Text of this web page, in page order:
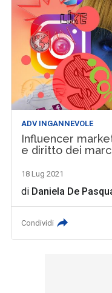
ADV INGANNEVOLE
Influencer
e diritto dei
18 Lug 2021
di Daniela De
Condividi